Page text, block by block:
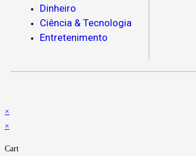
Dinheiro
Ciência & Tecnologia
Entretenimento
×
×
Cart